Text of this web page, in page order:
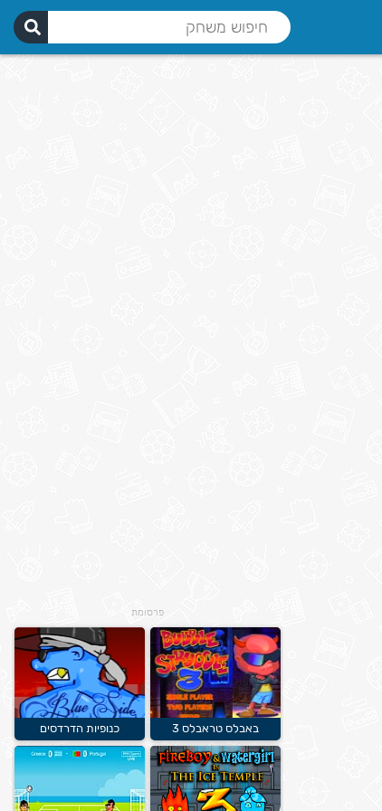
פרסומת
באבלס טראבלס 3 כנופיות הדרדסים